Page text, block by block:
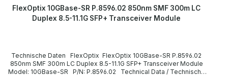
FlexOptix 10GBase-SR P.8596.02 850nm SMF 300m LC
Duplex 8.5-11.1G SFP+ Transceiver Module
Technische Daten FlexOptix FlexOptix 10GBase-SR P.8596.02
850nm SMF 300m LC Duplex 8.5-11.1G SFP+ Transceiver Module
Model: 10GBase-SR P/N: P.8596.02 Technical Data / Technische